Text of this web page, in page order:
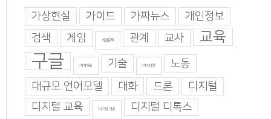
가상현실 가이드 가짜뉴스
개인정보
검색
게임 게임중독 관계 교사 교육
구글 기계학습 기술 기지과인
노동
대규모 언어모델
대화 드론
디지털
디지털 교육
디지털 기술
디지털 디톡스